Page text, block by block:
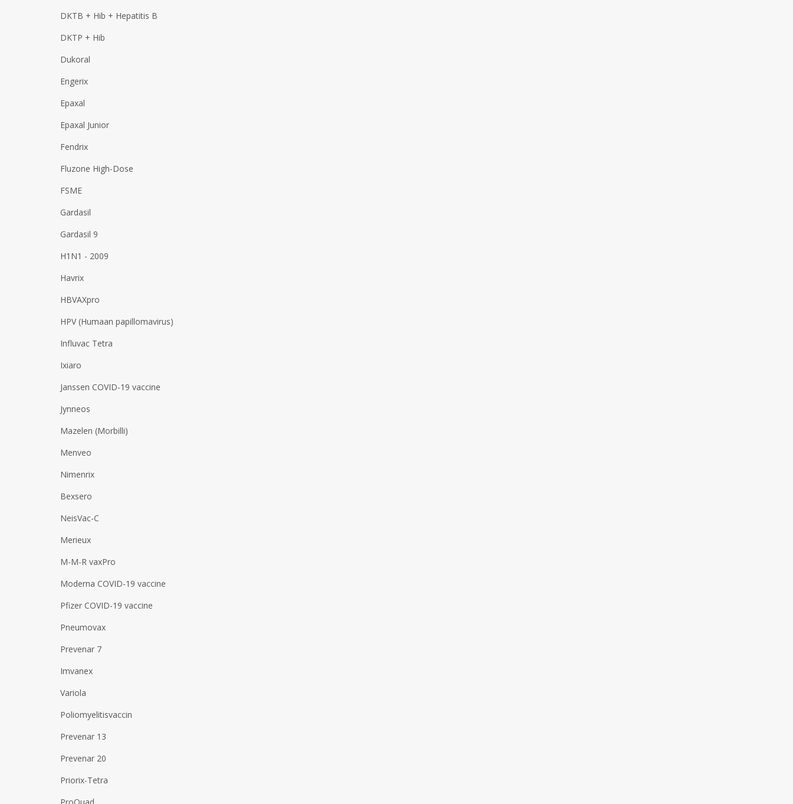
DKTB + Hib + Hepatitis B
DKTP + Hib
Dukoral
Engerix
Epaxal
Epaxal Junior
Fendrix
Fluzone High-Dose
FSME
Gardasil
Gardasil 9
H1N1 - 2009
Havrix
HBVAXpro
HPV (Humaan papillomavirus)
Influvac Tetra
Ixiaro
Janssen COVID-19 vaccine
Jynneos
Mazelen (Morbilli)
Menveo
Nimenrix
Bexsero
NeisVac-C
Merieux
M-M-R vaxPro
Moderna COVID-19 vaccine
Pfizer COVID-19 vaccine
Pneumovax
Prevenar 7
Imvanex
Variola
Poliomyelitisvaccin
Prevenar 13
Prevenar 20
Priorix-Tetra